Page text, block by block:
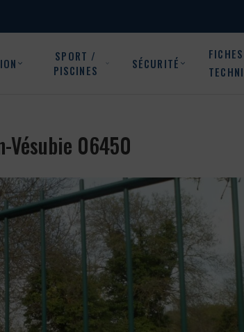
SPORT /
PISCINES
SÉCURITÉ
FICHES
Vésubie 06450